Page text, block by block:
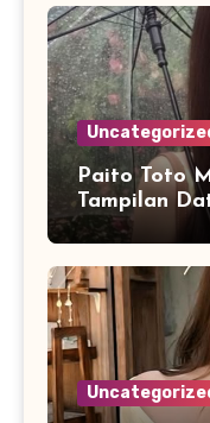
Paito Toto
Tampilan
Informasi